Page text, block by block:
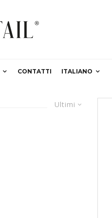
CONTATTI ITALIANO
Ultimi